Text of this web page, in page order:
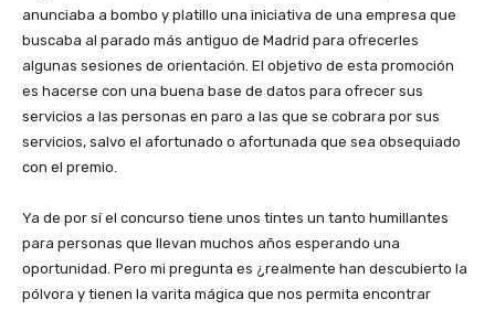
anunciaba a bombo y platillo una iniciativa de una empresa que
buscaba al parado más antiguo de Madrid para ofrecerles
algunas sesiones de orientación. El objetivo de esta promoción
es hacerse con una buena base de datos para ofrecer sus
servicios a las personas en paro a las que se cobrara por sus
servicios, salvo el afortunado o afortunada que sea obsequiado
con el premio.
Ya de por sí el concurso tiene unos tintes un tanto humillantes
para personas que llevan muchos años esperando una
oportunidad. Pero mi pregunta es ¿realmente han descubierto la
pólvora y tienen la varita mágica que nos permita encontrar